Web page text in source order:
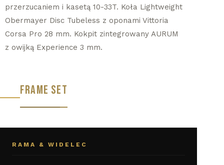
przerzucaniem i kasetą 10-33T. Koła Lightweight
Obermayer Disc Tubeless z oponami Vittoria
Corsa Pro 28 mm. Kokpit zintegrowany AURUM
z owijką Experience 3 mm.
FRAME SET
RAMA & WIDELEC